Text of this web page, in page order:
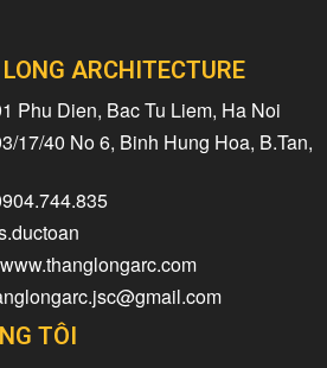
ARCHITECTURE
Phu Dien, Bac Tu Liem, Ha Noi
17/40 No 6, Binh Hung Hoa, B.Tan,
www.thanglongarc.com
TÔI